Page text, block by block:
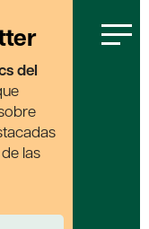
del
las